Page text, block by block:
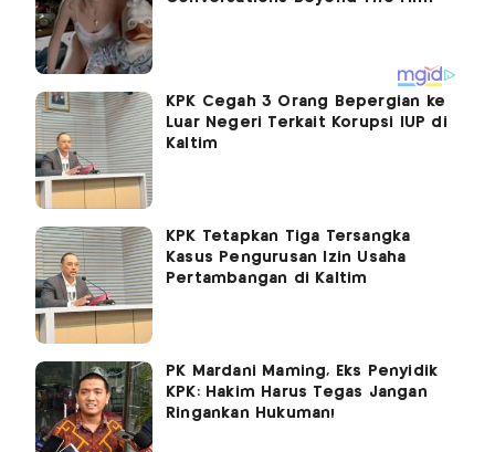
KPK Cegah 3 Orang Bepergian ke
Luar Negeri Terkait Korupsi IUP di
Kaltim
KPK Tetapkan Tiga Tersangka
Kasus Pengurusan Izin Usaha
Pertambangan di Kaltim
PK Mardani Maming, Eks Penyidik
KPK: Hakim Harus Tegas Jangan
Ringankan Hukuman!